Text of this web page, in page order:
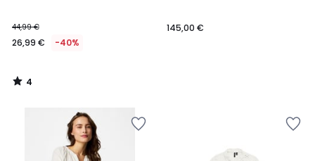
44,99 €
26,99 € -40%
4
/
145,00 €